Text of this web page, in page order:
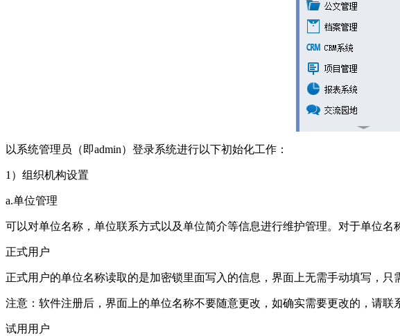
以系统管理员（即admin）登录系统进行以下初始化工作：
1）组织机构设置
a.单位管理
可以对单位名称，单位联系方式以及单位简介等信息进行维护管理。对于单位名
正式用户
正式用户的单位名称读取的是加密锁里面写入的信息，界面上无需手动填写，只
注意：软件注册后，界面上的单位名称不要随意更改，如确实需要更改的，请联
试用用户